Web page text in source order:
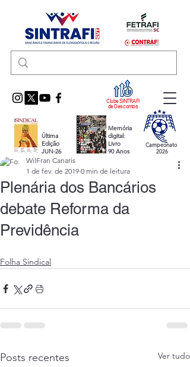
Clube SINTRAFI
de Descontos
Última
Edição
JUN-26
Memória
digital:
Livro
90 Anos
Campeonato
2026
Plenária dos Bancários
debate Reforma da
Previdência
WilFran Canaris
1 de fev. de 2019 0 min de leitura
Folha Sindical
Posts recentes Ver tudo